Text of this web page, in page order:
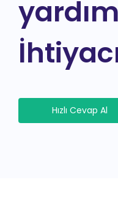
Hızlı Cevap Al